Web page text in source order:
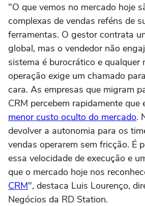
"O que vemos no mercado hoje
complexas de vendas reféns de
ferramentas. O gestor contrata
global, mas o vendedor não
sistema é burocrático e qualquer
operação exige um chamado
cara. As empresas que migram
CRM percebem rapidamente que
menor custo oculto do mercado.
devolver a autonomia para os
vendas operarem sem fricção. É
essa velocidade de execução e
que o mercado hoje nos
CRM", destaca Luis Lourenço,
Negócios da RD Station.